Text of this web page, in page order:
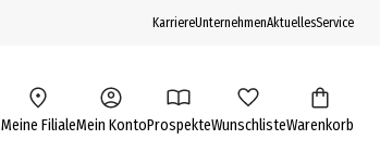
KarriereUnternehmenAktuellesService
Meine FilialeMein KontoProspekteWunschlisteWarenkorb